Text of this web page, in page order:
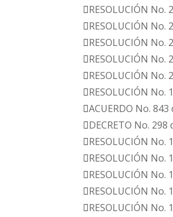
RESOLUCIÓN
RESOLUCIÓN
RESOLUCIÓN
RESOLUCIÓN
RESOLUCIÓN
RESOLUCIÓN No.
ACUERDO No.
DECRETO No.
RESOLUCIÓN No.
RESOLUCIÓN No.
RESOLUCIÓN No.
RESOLUCIÓN No.
RESOLUCIÓN No.